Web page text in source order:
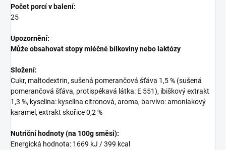
Počet porcí v balení:
25
Upozornění:
Může obsahovat stopy mléčné bílkoviny nebo laktózy
Složení:
Cukr, maltodextrin, sušená pomerančová šťáva 1,5 % (sušená
pomerančová šťáva, protispékavá látka: E 551), ibiškový extrakt
1,3 %, kyselina: kyselina citronová, aroma, barvivo: amoniakový
karamel, extrakt skořice 0,2 %
Nutriční hodnoty(na 100g směsi):
Energická hodnota: 1669 kJ / 399 kcal